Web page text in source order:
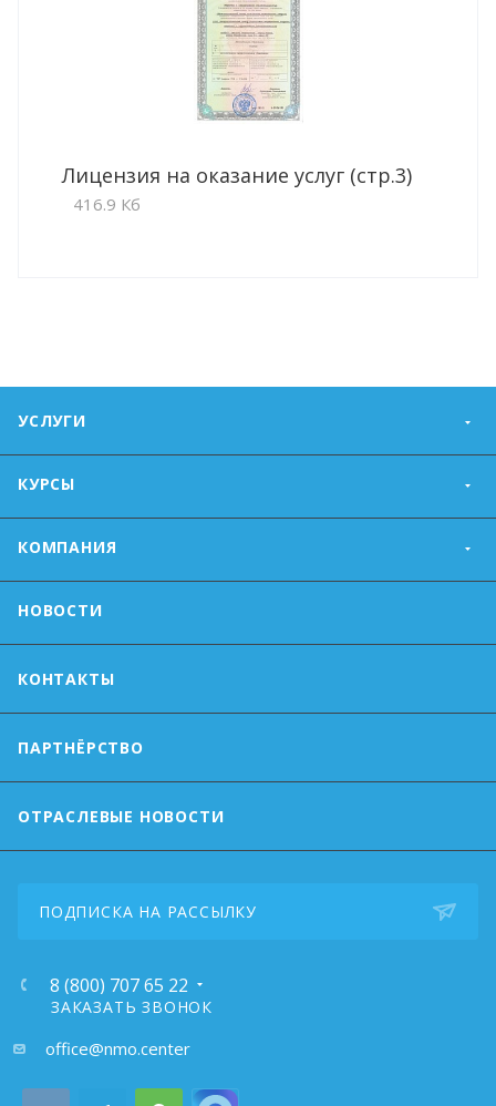
Лицензия на оказание услуг (стр.3)
416.9 Кб
УСЛУГИ
КУРСЫ
КОМПАНИЯ
НОВОСТИ
КОНТАКТЫ
ПАРТНЁРСТВО
ОТРАСЛЕВЫЕ НОВОСТИ
ПОДПИСКА НА РАССЫЛКУ
8 (800) 707 65 22
ЗАКАЗАТЬ ЗВОНОК
почта:office@nmo.center